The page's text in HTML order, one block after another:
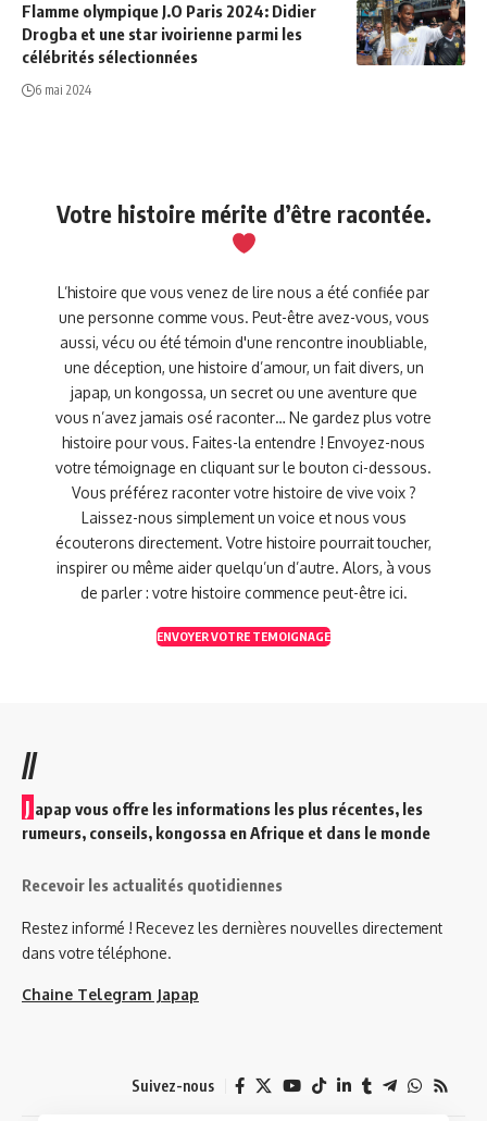
Flamme olympique J.O Paris 2024: Didier
Drogba et une star ivoirienne parmi les
célébrités sélectionnées
6 mai 2024
Votre histoire mérite d’être racontée.
L’histoire que vous venez de lire nous a été confiée par
une personne comme vous. Peut-être avez-vous, vous
aussi, vécu ou été témoin d'une rencontre inoubliable,
une déception, une histoire d’amour, un fait divers, un
japap, un kongossa, un secret ou une aventure que
vous n’avez jamais osé raconter… Ne gardez plus votre
histoire pour vous. Faites-la entendre ! Envoyez-nous
votre témoignage en cliquant sur le bouton ci-dessous.
Vous préférez raconter votre histoire de vive voix ?
Laissez-nous simplement un voice et nous vous
écouterons directement. Votre histoire pourrait toucher,
inspirer ou même aider quelqu’un d’autre. Alors, à vous
de parler : votre histoire commence peut-être ici.
ENVOYER VOTRE TEMOIGNAGE
//
J apap vous offre les informations les plus récentes, les
rumeurs, conseils, kongossa en Afrique et dans le monde
Recevoir les actualités quotidiennes
Restez informé ! Recevez les dernières nouvelles directement
dans votre téléphone.
Chaine Telegram Japap
Suivez-nous